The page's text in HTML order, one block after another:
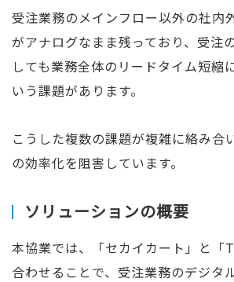
受注業務のメインフロー以外の社内
がアナログなまま残っており、受注
しても業務全体のリードタイム短縮
いう課題があります。
こうした複数の課題が複雑に絡み合
の効率化を阻害しています。
ソリューションの概要
本協業では、「セカイカート」と「
合わせることで、受注業務のデジタ